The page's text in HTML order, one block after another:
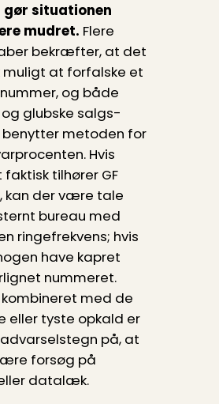
gør situationen
mudret. Flere
bekræfter, at det
muligt at forfalske et
og både
og glubske salgs­­
benytter metoden for
Hvis
faktisk tilhører GF
kan der være tale
bureau med
ringefrekvens; hvis
have kapret
nummeret.
med de
eller tyste opkald er
på, at
forsøg på
datalæk.